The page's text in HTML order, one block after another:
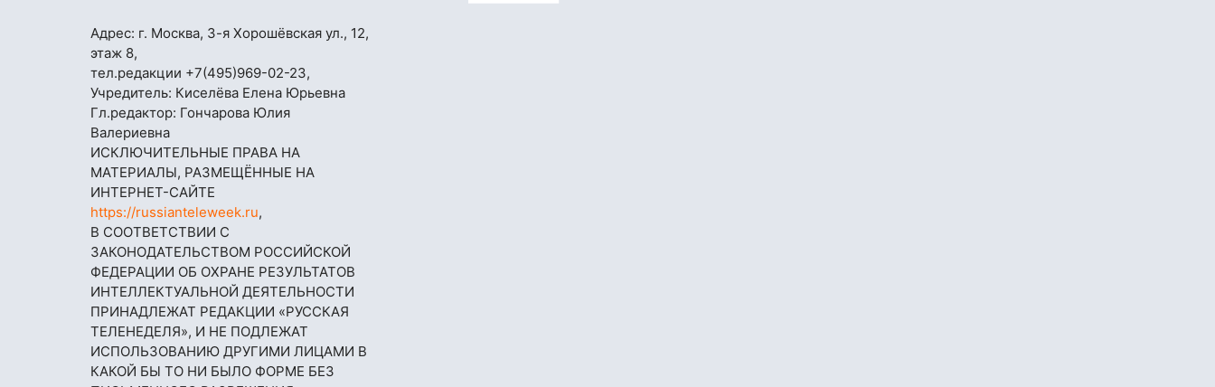
Адрес: г. Москва, 3-я Хорошёвская ул., 12,
этаж 8,
тел.редакции +7(495)969-02-23,
Учредитель: Киселёва Елена Юрьевна
Гл.редактор: Гончарова Юлия
Валериевна
ИСКЛЮЧИТЕЛЬНЫЕ ПРАВА НА
МАТЕРИАЛЫ, РАЗМЕЩЁННЫЕ НА
ИНТЕРНЕТ-САЙТЕ
https://russianteleweek.ru,
В СООТВЕТСТВИИ С
ЗАКОНОДАТЕЛЬСТВОМ РОССИЙСКОЙ
ФЕДЕРАЦИИ ОБ ОХРАНЕ РЕЗУЛЬТАТОВ
ИНТЕЛЛЕКТУАЛЬНОЙ ДЕЯТЕЛЬНОСТИ
ПРИНАДЛЕЖАТ РЕДАКЦИИ «РУССКАЯ
ТЕЛЕНЕДЕЛЯ», И НЕ ПОДЛЕЖАТ
ИСПОЛЬЗОВАНИЮ ДРУГИМИ ЛИЦАМИ В
КАКОЙ БЫ ТО НИ БЫЛО ФОРМЕ БЕЗ